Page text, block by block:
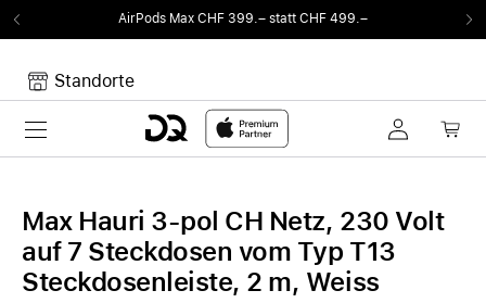
AirPods Max CHF 399.– statt CHF 499.–
Standorte
Toggle navigation
Max Hauri 3-pol CH Netz, 230 Volt
auf 7 Steckdosen vom Typ T13
Steckdosenleiste, 2 m, Weiss